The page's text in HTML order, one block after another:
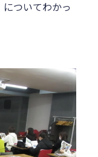
ついてわかっ